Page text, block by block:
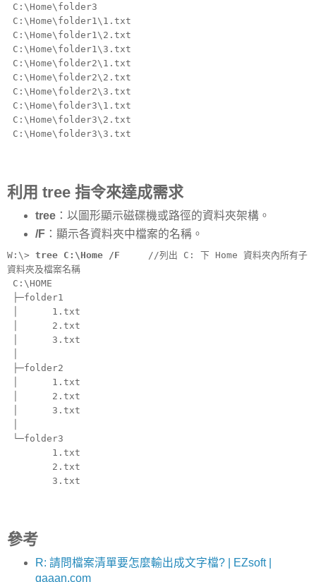
C:\Home\folder3
C:\Home\folder1\1.txt
C:\Home\folder1\2.txt
C:\Home\folder1\3.txt
C:\Home\folder2\1.txt
C:\Home\folder2\2.txt
C:\Home\folder2\3.txt
C:\Home\folder3\1.txt
C:\Home\folder3\2.txt
C:\Home\folder3\3.txt
利用 tree 指令來達成需求
tree：以圖形顯示磁碟機或路徑的資料夾架構。
/F：顯示各資料夾中檔案的名稱。
W:\> tree C:\Home /F //列出 C: 下 Home 資料夾內所有子
資料夾及檔案名稱
C:\HOME
├─folder1
│ 1.txt
│ 2.txt
│ 3.txt
├─folder2
│ 1.txt
│ 2.txt
│ 3.txt
└─folder3
1.txt
2.txt
3.txt
參考
R: 請問檔案清單要怎麼輸出成文字檔? | EZsoft |
gaaan.com